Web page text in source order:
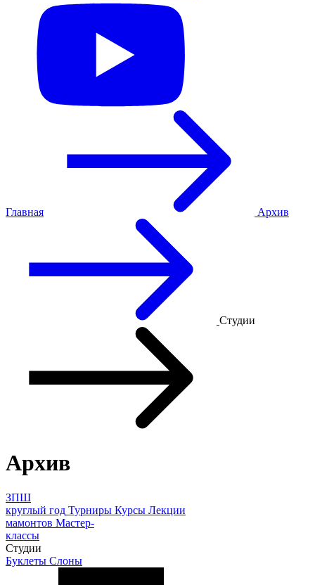
Главная Архив
Студии
Архив
ЗПШ
круглый год Турниры Курсы Лекции
мамонтов Мастер-
классы
Студии
Буклеты Слоны